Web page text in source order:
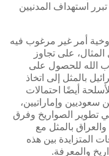
استهداف المدنيين
أمر غير مرغوب فيه
على تجاوز
الله للحصول على
بالمثل إلى اتخاذ
أيضًا احتمالات
سعوديين وإماراتيين،
​​تطوير الصواريخ وفرق
بالمثل مع
المتزايدة بين هذه
والمعرفة.